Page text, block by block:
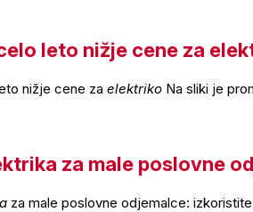
leto nižje cene za
nižje cene za elektrikoNa sliki je
za male poslovne
za male poslovne odjemalce: